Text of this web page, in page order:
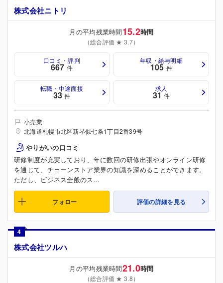
株式会社ニトリ
月の平均残業時間15.2時間
（総合評価 ★ 3.7）
口コミ・評判
667 件
年収・給与明細
105 件
転職・中途面接
33 件
求人
31 件
小売業
北海道札幌市北区新琴似七条1丁目2番39号
やりがいの口コミ
研修制度が充実しており、年に数回の研修出張やオンライン研修
を通じて、チェーンストア業界の知識を深めることができます。
ただし、ビジネス全般のス...
フォロー 評価の詳細を見る
4
株式会社ツルハ
月の平均残業時間21.0時間
（総合評価 ★ 3.8）